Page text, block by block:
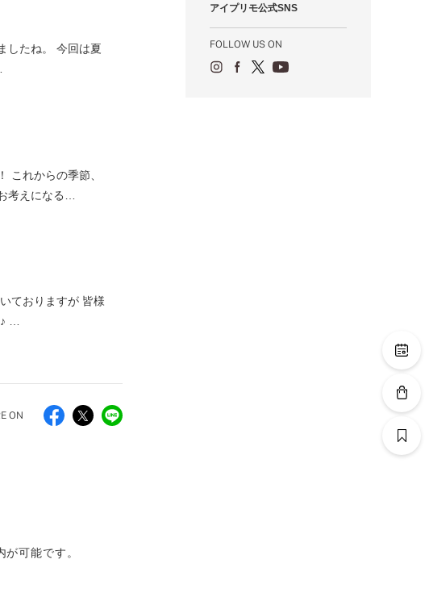
したね。 今回は夏
これからの季節、
考えになる…
ておりますが 皆様
♪ …
ON
1月（53）
2月（71）
1月（66）
3月（62）
4月（60）
1月（72）
5月（85）
6月（66）
7月（66）
8月（18）
6月（14）
9月（15）
7月（22）
アイプリモ公式SNS
FOLLOW US ON
可能です。